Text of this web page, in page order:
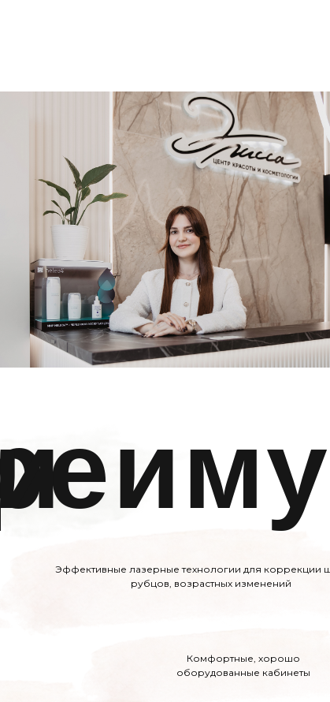
Комфортные, хорошо
оборудованные кабинеты
Эффективные лазерные технологии для коррекции
рубцов, возрастных изменений